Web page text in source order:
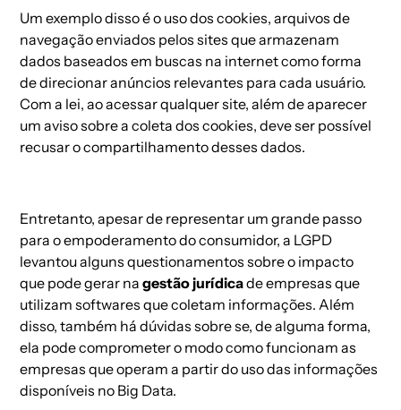
Um exemplo disso é o uso doscookies,arquivos de
navegação enviados pelos sites que armazenam
dados baseados em buscas na internet como forma
de direcionar anúncios relevantes para cada usuário.
Com a lei, ao acessar qualquer site, além de aparecer
um aviso sobre a coleta dos cookies, deve ser possível
recusar o compartilhamento desses dados.
Entretanto, apesar de representar um grande passo
para o empoderamento do consumidor, a LGPD
levantou alguns questionamentos sobre o impacto
que pode gerar nagestão jurídicade empresas que
utilizam softwares que coletam informações. Além
disso, também há dúvidas sobre se, de alguma forma,
ela pode comprometer o modo como funcionam as
empresas que operam a partir do uso das informações
disponíveis no Big Data.